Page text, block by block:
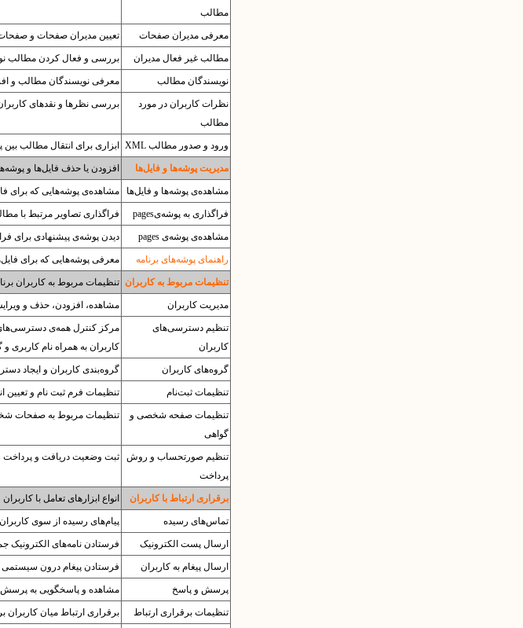
مطالب
معرفی مدیران صفحات تعیین مدیران صفحات و
مطالب غیر فعال مدیران بررسی و فعال کردن مطالب
نویسندگان مطالب معرفی نویسندگان مطالب و
نظرات کاربران در مورد
مطالب
بررسی نظرها و نقدهای
ورود و صدور مطالب XML ابزاری برای انتقال مطالب
مدیریت پوشه‌ها و فایل‌ها افزودن یا حذف فایل‌ها و
مشاهده‌ی پوشه‌ها و فایل‌ها مشاهده‌ی پوشه‌هایی که برای
فراگذاری به پوشه‌یpages فراگذاری تصاویر مرتبط با
مشاهده‌ی پوشه‌ی pages دیدن پوشه‌ی پیشنهادی برای
راهنمای پوشه‌های برنامه معرفی پوشه‌هایی که برای
تنظیمات مربوط به کاربران تنظیمات مربوط به کاربران
مدیریت کاربران مشاهده، افزودن، حذف و
تنظیم دسترسی‌های
کاربران
مرکز کنترل همه‌ی
کاربران به همراه نام کاربری و
گروه‌های کاربران گروه‌بندی کاربران و ایجاد
تنظیمات ثبت‌نام تنظیمات فرم ثبت نام و تعیین
تنظیمات صفحه شخصی و
گواهی
تنظیمات مربوط به صفحات
تنظیم صورتحساب و روش
پرداخت
ثبت وضعیت دریافت و
برقراری ارتباط با کاربران انواع ابزارهای تعامل با کاربران
تماس‌های رسیده پیام‌های رسیده از سوی کاربران
ارسال پست الکترونیک فرستادن نامه‌های
ارسال پیغام به کاربران فرستادن پیغام درون سیستمی
پرسش و پاسخ مشاهده و پاسخگویی به
تنظیمات برقراری ارتباط برقراری ارتباط میان کاربران